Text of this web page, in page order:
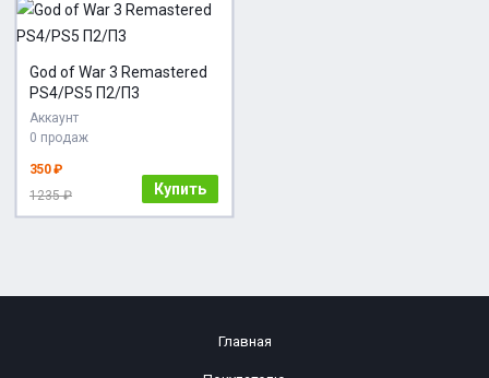
God of War 3 Remastered
PS4/PS5 П2/П3
Аккаунт
0 продаж
350 ₽
1235 ₽
Купить
Главная